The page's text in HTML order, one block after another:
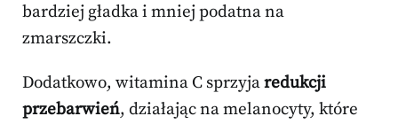
bardziej gładka i mniej podatna na
zmarszczki.
Dodatkowo, witamina C sprzyjaredukcji
przebarwień, działając na melanocyty, które